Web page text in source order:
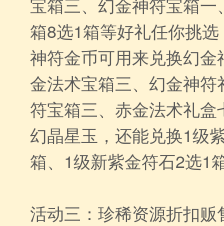
宝箱三、幻金神符宝箱
箱8选1箱等好礼任你挑选
神符金币可用来兑换幻
金法术宝箱三、幻金神
符宝箱三、赤金法术礼
幻晶星玉，还能兑换1级
箱、1级新紫金符石2选1
活动三：珍稀资源折扣贩